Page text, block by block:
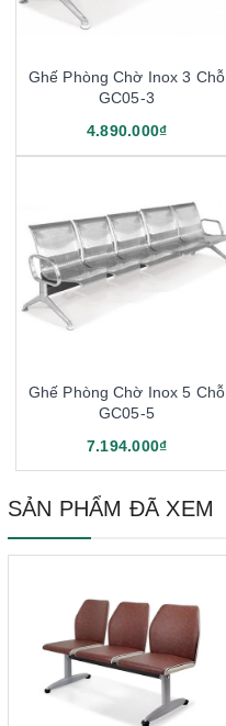
Ghế Phòng Chờ Inox 3 Chỗ
GC05-3
4.890.000₫
Ghế Phòng Chờ Inox 5 Chỗ
GC05-5
7.194.000₫
SẢN PHẨM ĐÃ XEM